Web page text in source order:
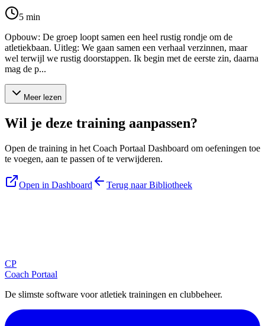
5 min
Opbouw: De groep loopt samen een heel rustig rondje om de
atletiekbaan. Uitleg: We gaan samen een verhaal verzinnen, maar
wel terwijl we rustig doorstappen. Ik begin met de eerste zin, daarna
mag de p...
Meer lezen
Wil je deze training aanpassen?
Open de training in het Coach Portaal Dashboard om oefeningen toe
te voegen, aan te passen of te verwijderen.
Open in Dashboard Terug naar Bibliotheek
CP
Coach Portaal
De slimste software voor atletiek trainingen en clubbeheer.